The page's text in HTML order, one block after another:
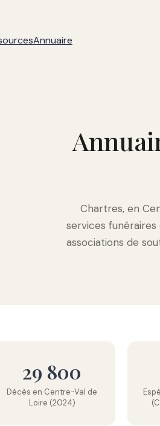
Annuaire
Chartres, en
services
associations de
29 800
Décès en Centre-Val de
Loire (2024)